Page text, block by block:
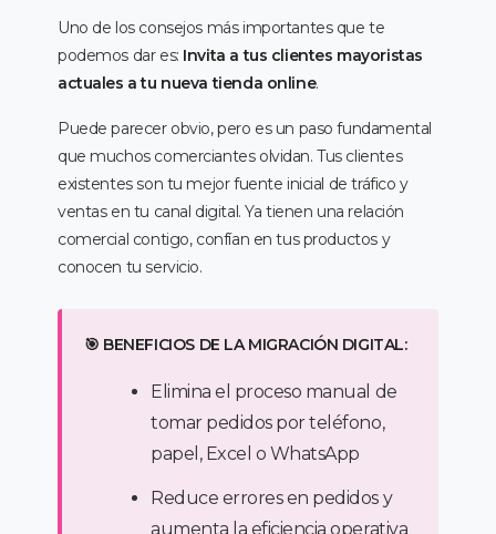
Uno de los consejos más importantes que te
podemos dar es: Invita a tus clientes mayoristas
actuales a tu nueva tienda online.
Puede parecer obvio, pero es un paso fundamental
que muchos comerciantes olvidan. Tus clientes
existentes son tu mejor fuente inicial de tráfico y
ventas en tu canal digital. Ya tienen una relación
comercial contigo, confían en tus productos y
conocen tu servicio.
🎯 BENEFICIOS DE LA MIGRACIÓN DIGITAL:
Elimina el proceso manual de
tomar pedidos por teléfono,
papel, Excel o WhatsApp
Reduce errores en pedidos y
aumenta la eficiencia operativa